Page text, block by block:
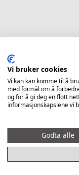
Vi bruker cookies
Vi kan kan komme til å
med formål om å
og for å gi deg en flott
informasjonskapslene vi
Godta alle